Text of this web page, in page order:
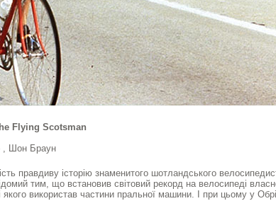
Flying Scotsman
, Шон Браун
правдиву історію знаменитого шотландського
тим, що встановив світовий рекорд на велосипеді
якого використав частини пральної машини. І при цьому у